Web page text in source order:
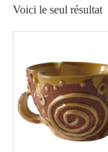
Voici le seul résultat